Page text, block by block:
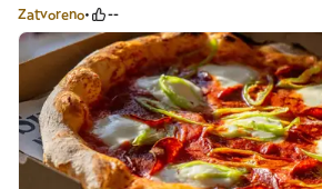
Zatvoreno --